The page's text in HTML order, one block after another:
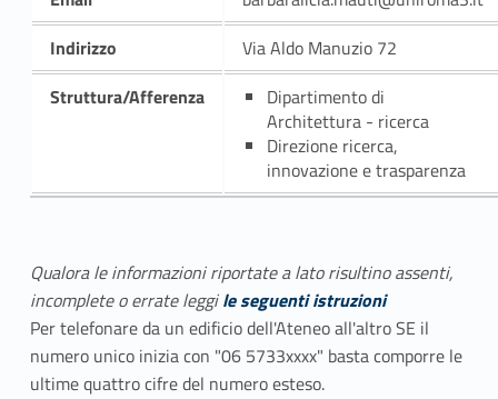
Indirizzo
Via Aldo Manuzio 72
Struttura/Afferenza
Dipartimento di
Architettura - ricerca
Direzione ricerca,
innovazione e trasparenza
Qualora le informazioni riportate a lato risultino assenti,
incomplete o errate leggile seguenti istruzioni
Per telefonare da un edificio dell'Ateneo all'altro SE il
numero unico inizia con "06 5733xxxx" basta comporre le
ultime quattro cifre del numero esteso.